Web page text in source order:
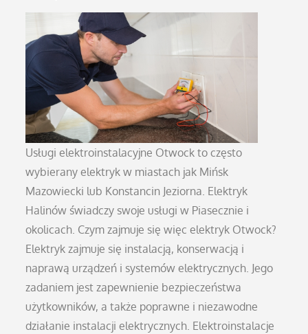
on
Usługi elektroinstalacyjne Otwock to często
wybierany elektryk w miastach jak Mińsk
Mazowiecki lub Konstancin Jeziorna. Elektryk
Halinów świadczy swoje usługi w Piasecznie i
okolicach. Czym zajmuje się więc elektryk Otwock?
Elektryk zajmuje się instalacją, konserwacją i
naprawą urządzeń i systemów elektrycznych. Jego
zadaniem jest zapewnienie bezpieczeństwa
użytkowników, a także poprawne i niezawodne
działanie instalacji elektrycznych. Elektroinstalacje